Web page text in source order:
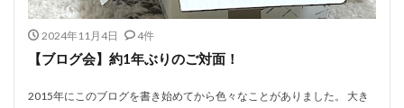
2024年11月4日 4件
【ブログ会】約1年ぶりのご対面！
2015年にこのブログを書き始めてから色々なことがありました。 大き